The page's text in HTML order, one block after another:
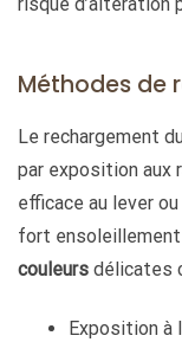
Méthodes de
Le rechargement
par exposition aux
efficace au lever
fort
couleurs délicates
Exposition à